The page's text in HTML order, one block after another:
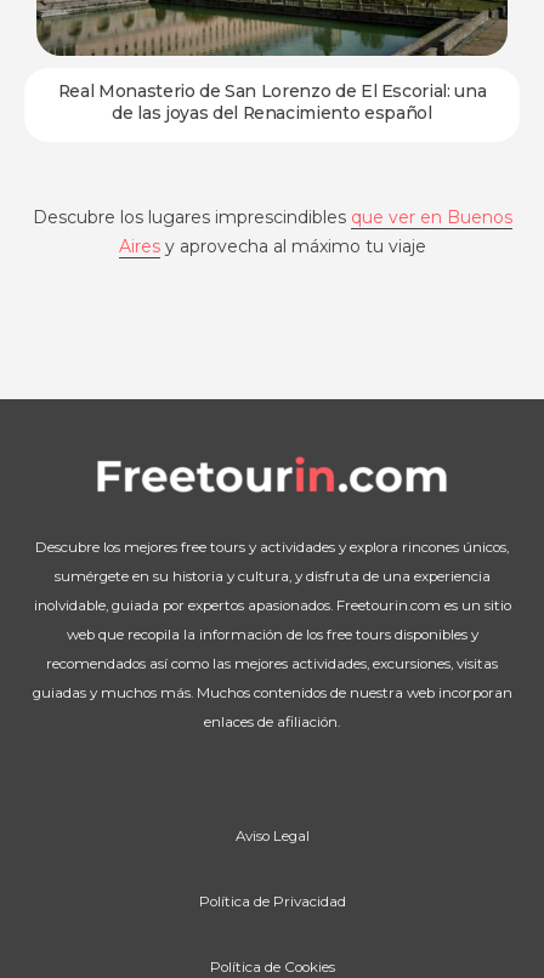
Mercado de San Miguel: uno de los epicentros
gastronómicos más queridos de Madrid
Descubre los lugares imprescindibles que ver en Buenos
Airesy aprovecha al máximo tu viaje
Descubre los mejores free tours y actividades y explora rincones únicos,
sumérgete en su historia y cultura, y disfruta de una experiencia
inolvidable, guiada por expertos apasionados. Freetourin.com es un sitio
web que recopila la información de los free tours disponibles y
recomendados así como las mejores actividades, excursiones, visitas
guiadas y muchos más. Muchos contenidos de nuestra web incorporan
enlaces de afiliación.
Aviso Legal
Política de Privacidad
Política de Cookies